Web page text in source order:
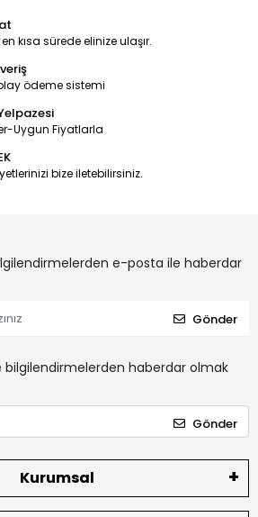
kısa sürede elinize ulaşır.
ödeme sistemi
Uygun Fiyatlarla
bize iletebilirsiniz.
e-posta ile haberdar
Gönder
bilgilendirmelerden haberdar olmak
Gönder
Kurumsal